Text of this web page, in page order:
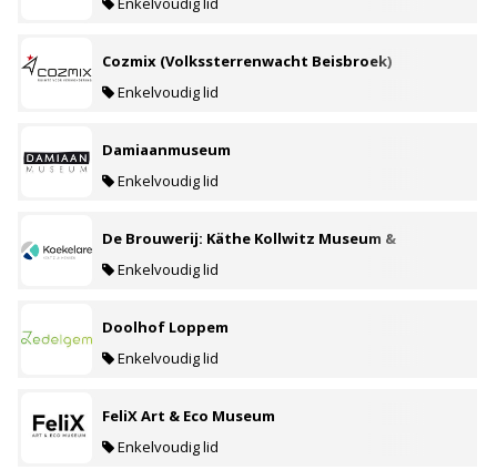
Cozmix (Volkssterrenwacht Beisbroek)
Enkelvoudig lid
Damiaanmuseum
Enkelvoudig lid
De Brouwerij: Käthe Kollwitz Museum &
Fransmansmuseum
Enkelvoudig lid
Doolhof Loppem
Enkelvoudig lid
FeliX Art & Eco Museum
Enkelvoudig lid